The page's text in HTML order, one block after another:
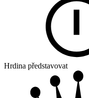
Hrdina představovat